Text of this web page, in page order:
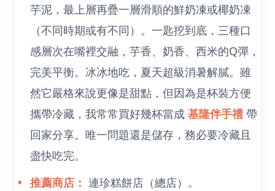
芋泥，最上層再疊一層滑順的鮮奶凍或椰奶凍
（不同時期或有不同）。一匙挖到底，三種口
感層次在嘴裡交融，芋香、奶香、西米的Q彈，
完美平衡。冰冰地吃，夏天超級消暑解膩。雖
然它嚴格來說更像是甜點，但因為是杯裝方便
攜帶冷藏，我常常買好幾杯當成 基隆伴手禮 帶
回家分享。唯一問題還是儲存，務必要冷藏且
盡快吃完。
推薦商店： 連珍糕餅店（總店）。